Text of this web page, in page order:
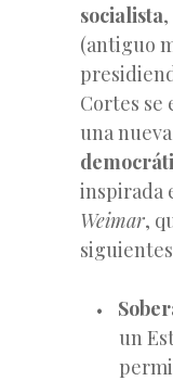
socialista
(antiguo
Cortes
una nueva
inspirada
Weimar,
un